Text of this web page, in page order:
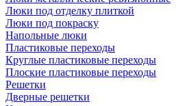
Люки под отделку плиткой
Люки под покраску
Напольные люки
Пластиковые переходы
Круглые пластиковые переходы
Плоские пластиковые переходы
Решетки
Дверные решетки